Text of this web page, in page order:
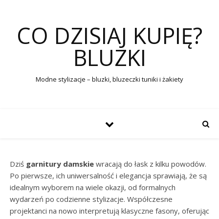
CO DZISIAJ KUPIĘ?
BLUZKI
Modne stylizacje – bluzki, bluzeczki tuniki i żakiety
Dziś garnitury damskie wracają do łask z kilku powodów.
Po pierwsze, ich uniwersalność i elegancja sprawiają, że są
idealnym wyborem na wiele okazji, od formalnych
wydarzeń po codzienne stylizacje. Współczesne
projektanci na nowo interpretują klasyczne fasony, oferując